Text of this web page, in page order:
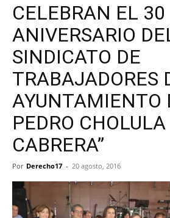
CELEBRAN EL 30
ANIVERSARIO
SINDICATO DE
TRABAJADORES
AYUNTAMIENTO
PEDRO CHOLULA
CABRERA”
Por Derecho17 - 20 agosto, 2016